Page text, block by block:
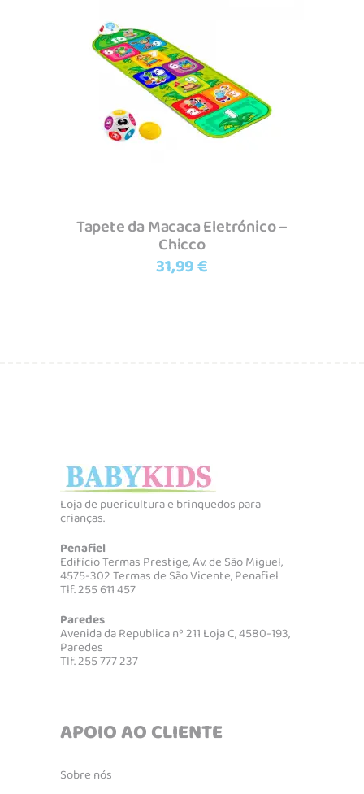
Adicionar
Tapete da Macaca Eletrónico –
Chicco
31,99€
Loja de puericultura e brinquedos para
crianças.
Penafiel
Edifício Termas Prestige, Av. de São Miguel,
4575-302 Termas de São Vicente, Penafiel
Tlf. 255 611 457
Paredes
Avenida da Republica nº 211 Loja C, 4580-193,
Paredes
Tlf. 255 777 237
APOIO AO CLIENTE
Sobre nós